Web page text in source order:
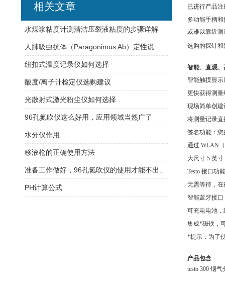
已进行产品注
多功能手柄
或难以靠近
选购的探针
智能、直观
智能触摸显
更快获得测
现场简单创
将测量记录
签名功能：
通过 WLAN
大尺寸5 英寸
Testo 接口功
无需等待，
智能蓝牙接
可充电电池
集成*磁铁，
*提示：为了
产品包含
testo 300 烟
相关文章
水煤浆粘度计测清洁压裂液粘度的步骤详解
纽扣式温度记录仪如何选择
酸度/离子计检定仪选购建议
光散射式激光粉尘仪如何选择
96孔氮吹仪这么好用，应用领域当然广了
水分仪作用
移液枪的正确使用方法
PH计算公式